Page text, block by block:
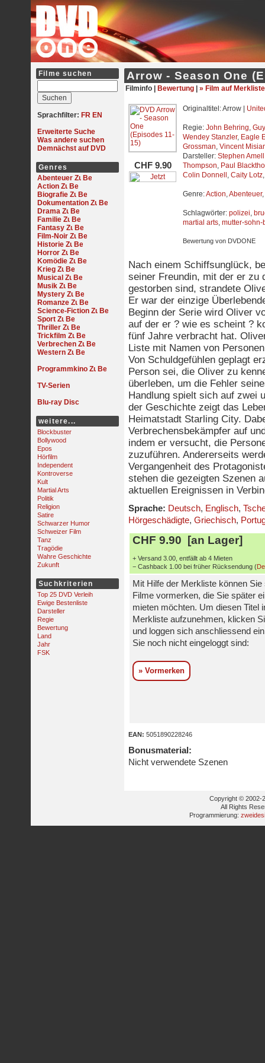
Filme suchen
Sprachfilter: FR EN
Erweiterte Suche
Was andere suchen
Demnächst auf DVD
Genres
Abenteuer
Action
Biografie
Dokumentation
Drama
Familie
Fantasy
Film-Noir
Historie
Horror
Komödie
Krieg
Musical
Musik
Mystery
Romanze
Science-Fiction
Sport
Thriller
Trickfilm
Verbrechen
Western
Programmkino
TV-Serien
Blu-ray Disc
weitere...
Blockbuster
Bollywood
Epos
Hörfilm
Independent
Kontroverse
Kult
Martial Arts
Politik
Religion
Satire
Schwarzer Humor
Schweizer Film
Tanz
Tragödie
Wahre Geschichte
Zukunft
Suchkriterien
Top 25 DVD Verleih
Ewige Bestenliste
Darsteller
Regie
Bewertung
Land
Jahr
FSK
Arrow - Season One
Filminfo | Bewertung » Film auf Merkliste
CHF 9.90
Originaltitel: Arrow |
Regie: John Behring,
Wendey Stanzler, Eagle
Grossman, Vincent
Darsteller: Stephen Amell
Thompson, Paul
Colin Donnell , Caity Lotz
Genre:Action,Abenteuer,
Schlagwörter: polizei,
martial arts, mutter-
Bewertung von DVDONE
Nach einem Schiffsunglück,
seiner Freundin, mit der er zu
gestorben sind, strandete
Er war der einzige
Beginn der Serie wird Oliver
auf der er ? wie es scheint ?
fünf Jahre verbracht hat.
Liste mit Namen von
Von Schuldgefühlen geplagt
Person sei, die Oliver zu
überleben, um die Fehler
Handlung spielt sich auf zwei
der Geschichte zeigt das
Heimatstadt Starling City.
Verbrechensbekämpfer auf
indem er versucht, die
zuzuführen. Andererseits
Vergangenheit des
stehen die gezeigten Szenen
aktuellen Ereignissen in
Sprache: Deutsch, Englisch,
Hörgeschädigte, Griechisch,
CHF 9.90 [an Lager]
+ Versand 3.00, entfällt ab 4 Mieten
− Cashback 1.00 bei früher Rücksendung (
Mit Hilfe der Merkliste können Sie
Filme vormerken, die Sie später
mieten möchten. Um diesen Titel
Merkliste aufzunehmen, klicken
und loggen sich anschliessend
Sie noch nicht eingeloggt sind:
» Vormerken
EAN: 5051890228246
Bonusmaterial:
Nicht verwendete Szenen
Copyright © 2002-
All Rights
Programmierung: